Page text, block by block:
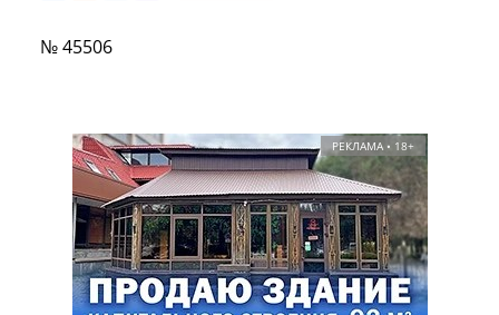
№ 45506
РЕКЛАМА • 18+